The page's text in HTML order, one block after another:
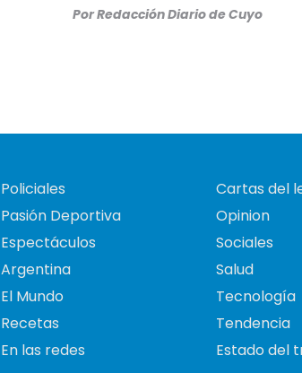
PorRedacción Diario de Cuyo
Policiales
Pasión Deportiva
Espectáculos
Argentina
El Mundo
Recetas
En las redes
Cartas del
Opinion
Sociales
Salud
Tecnología
Tendencia
Estado del